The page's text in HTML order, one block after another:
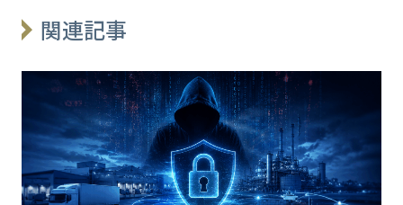
関連記事